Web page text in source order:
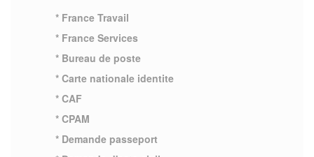
* France Travail
* France Services
* Bureau de poste
* Carte nationale identite
* CAF
* CPAM
* Demande passeport